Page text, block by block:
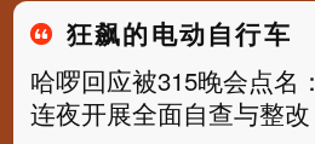
狂飙的电动自行车
哈啰回应被315晚会点名：
连夜开展全面自查与整改